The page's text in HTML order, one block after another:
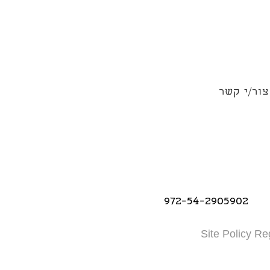
צור/י קשר
972-54-2905902
Site Policy